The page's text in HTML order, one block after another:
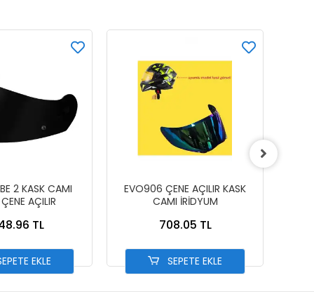
2 KASK CAMI
AÇILIR
TL
EKLE
EVO906 ÇENE AÇILIR KASK
CAMI İRİDYUM
708.05 TL
SEPETE EKLE